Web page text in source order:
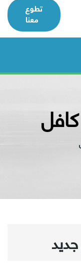
تطوع
معنا